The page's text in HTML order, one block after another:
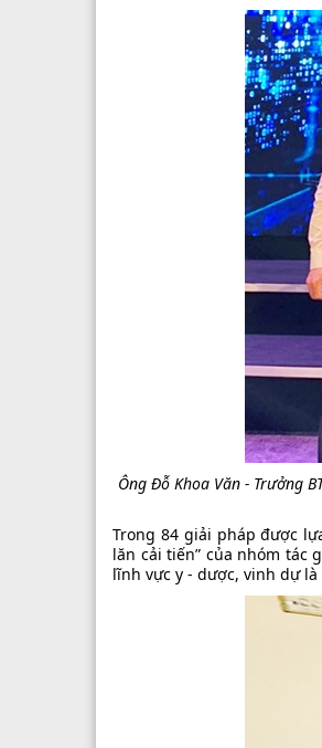
Ông Đỗ Khoa Văn - Trưởng
Trong 84 giải pháp được
lăn cải tiến” của nhóm tác
lĩnh vực y - dược, vinh dự